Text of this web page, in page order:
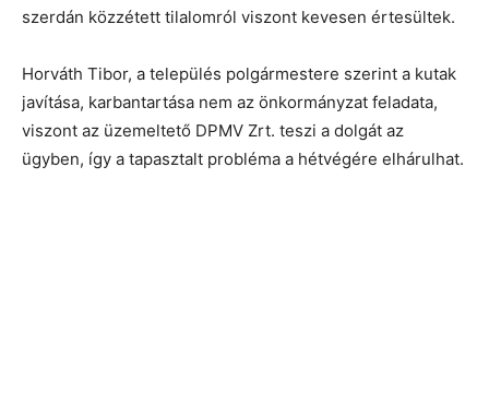
szerdán közzétett tilalomról viszont kevesen értesültek.
Horváth Tibor, a település polgármestere szerint a kutak
javítása, karbantartása nem az önkormányzat feladata,
viszont az üzemeltető DPMV Zrt. teszi a dolgát az
ügyben, így a tapasztalt probléma a hétvégére elhárulhat.